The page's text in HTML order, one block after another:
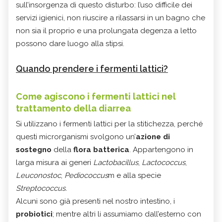
sull’insorgenza di questo disturbo: l’uso difficile dei
servizi igienici, non riuscire a rilassarsi in un bagno che
non sia il proprio e una prolungata degenza a letto
possono dare luogo alla stipsi.
Quando prendere i fermenti lattici?
Come agiscono i fermenti lattici nel
trattamento della diarrea
Si utilizzano i fermenti lattici per la stitichezza, perché
questi microrganismi svolgono un’azione di
sostegno della flora batterica. Appartengono in
larga misura ai generi Lactobacillus, Lactococcus,
Leuconostoc, Pediococcusm e alla specie
Streptococcus.
Alcuni sono già presenti nel nostro intestino, i
probiotici; mentre altri li assumiamo dall’esterno con